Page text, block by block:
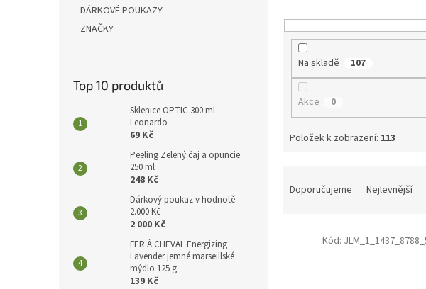
DÁRKOVÉ POUKAZY
ZNAČKY
Top 10 produktů
Sklenice OPTIC 300 ml
Leonardo
69 Kč
Peeling Zelený čaj a opuncie
250 ml
248 Kč
Dárkový poukaz v hodnotě
2.000 Kč
2 000 Kč
FER À CHEVAL Energizing
Lavender jemné marseillské
mýdlo 125 g
139 Kč
Na skladě 107
Akce 0
Položek k zobrazení: 113
Doporučujeme Nejlevnější
Kód: